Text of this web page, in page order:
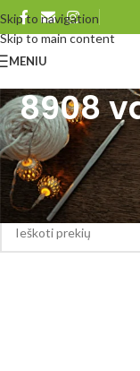
Skip to navigation
Skip to main content
MENIU
8908
Pradžia/Produkto
Produktų nerasta.